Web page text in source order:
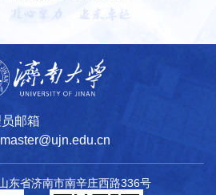
邮箱
东省济南市南辛庄西路336号